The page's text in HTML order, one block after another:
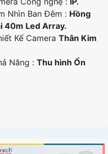
Nhìn Ban Đêm : Hồng
40m Led Array.
Kế CameraThân Kim
Năng :Thu hình Ổn